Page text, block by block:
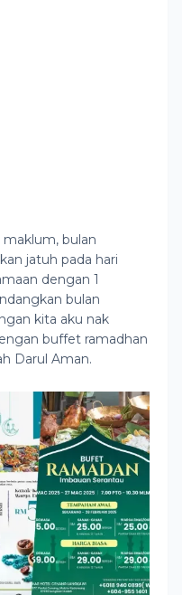
bulan
jatuh pada hari
dengan 1
bulan
kita aku nak
buffet ramadhan
Darul Aman.